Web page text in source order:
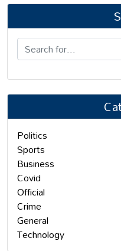
Politics
Sports
Business
Covid
Official
Crime
General
Technology